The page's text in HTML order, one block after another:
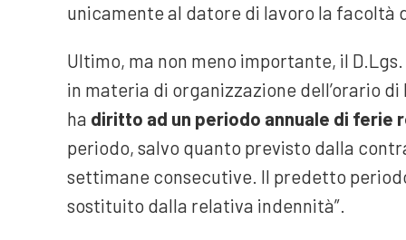
unicamente al datore di lavoro la facoltà
Ultimo, ma non meno importante, il
in materia di organizzazione dell’orario
ha diritto ad un periodo annuale di
periodo, salvo quanto previsto dalla
settimane consecutive. Il predetto
sostituito dalla relativa indennità”.